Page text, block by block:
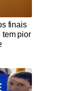
finais
tem pior